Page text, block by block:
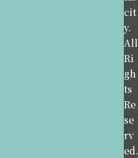
cit
y.
All
Ri
gh
ts
Re
se
rv
ed.